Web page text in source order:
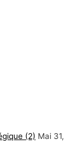
(2) Mai 31,